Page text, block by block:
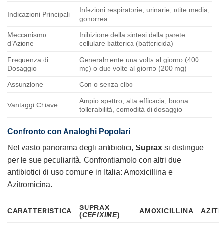
Indicazioni Principali
Infezioni respiratorie, urinarie, otite media,
gonorrea
Meccanismo
d’Azione
Inibizione della sintesi della parete
cellulare batterica (battericida)
Frequenza di
Dosaggio
Generalmente una volta al giorno (400
mg) o due volte al giorno (200 mg)
Assunzione Con o senza cibo
Vantaggi Chiave
Ampio spettro, alta efficacia, buona
tollerabilità, comodità di dosaggio
Confronto con Analoghi Popolari
Nel vasto panorama degli antibiotici, Suprax si distingue
per le sue peculiarità. Confrontiamolo con altri due
antibiotici di uso comune in Italia: Amoxicillina e
Azitromicina.
CARATTERISTICA
SUPRAX
(CEFIXIME) AMOXICILLINA